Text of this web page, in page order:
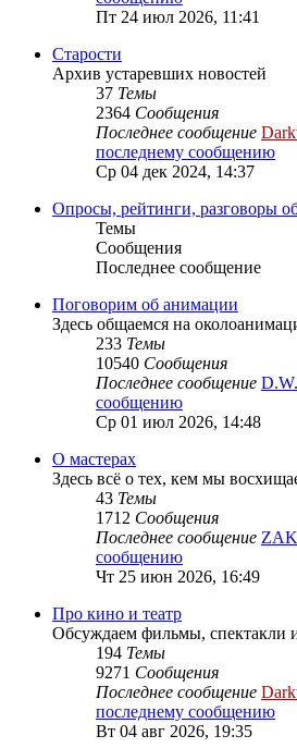
Пт 24 июл 2026, 11:41
Старости
Архив устаревших новостей
37 Темы
2364 Сообщения
Последнее сообщение
последнему сообщению
Ср 04 дек 2024, 14:37
Опросы, рейтинги, разговоры
Темы
Сообщения
Последнее сообщение
Поговорим об анимации
Здесь общаемся на
233 Темы
10540 Сообщения
Последнее сообщение D.W.
сообщению
Ср 01 июл 2026, 14:48
О мастерах
Здесь всё о тех, кем мы
43 Темы
1712 Сообщения
Последнее сообщение ZAK
сообщению
Чт 25 июн 2026, 16:49
Про кино и театр
Обсуждаем фильмы, спектакли
194 Темы
9271 Сообщения
Последнее сообщение
последнему сообщению
Вт 04 авг 2026, 19:35